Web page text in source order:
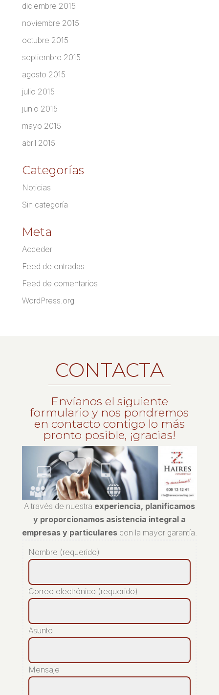
diciembre 2015
noviembre 2015
octubre 2015
septiembre 2015
agosto 2015
julio 2015
junio 2015
mayo 2015
abril 2015
Categorías
Noticias
Sin categoría
Meta
Acceder
Feed de entradas
Feed de comentarios
WordPress.org
CONTACTA
Envíanos el siguiente
formulario y nos pondremos
en contacto contigo lo más
pronto posible, ¡gracias!
A través de nuestra experiencia, planificamos
y proporcionamos asistencia integral a
empresas y particularescon la mayor garantía.
Nombre (requerido)
Correo electrónico (requerido)
Asunto
Mensaje